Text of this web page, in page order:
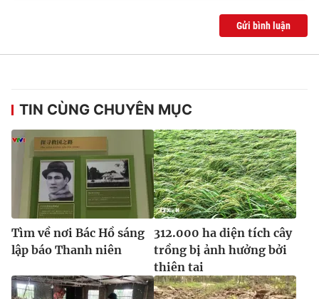
® Cấm sao chép dưới mọi hình thức nếu không có sự chấp
thuận bằng văn bản. Ghi rõ nguồn VTV.vn khi phát hành lại
thông tin từ website này.
Gửi bình luận
TIN CÙNG CHUYÊN MỤC
Tìm về nơi Bác Hồ sáng
lập báo Thanh niên
312.000 ha diện tích cây
trồng bị ảnh hưởng bởi
thiên tai